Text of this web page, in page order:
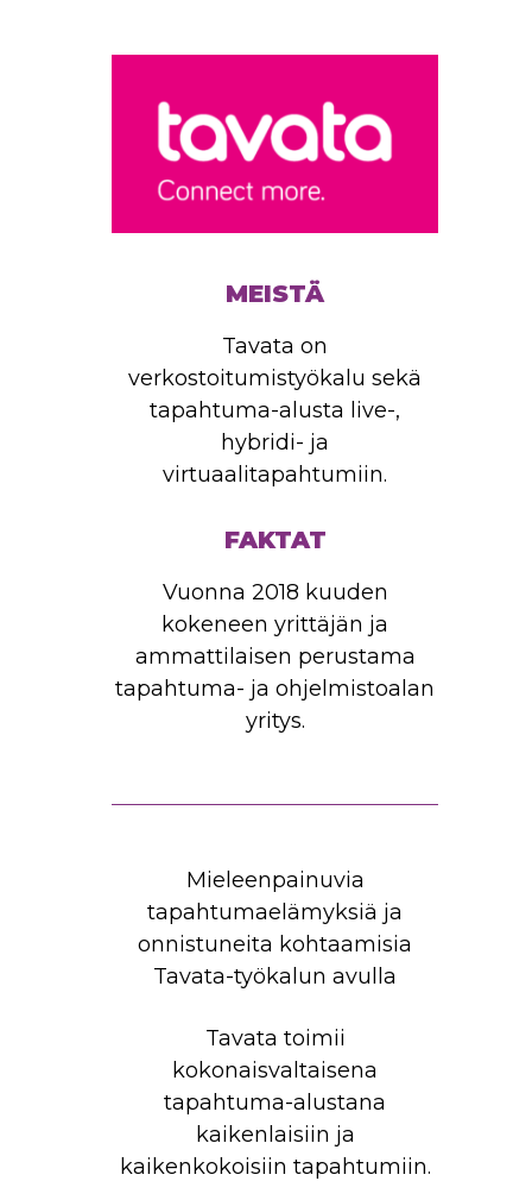
Mieleenpainuvia
tapahtumaelämyksiä ja
onnistuneita kohtaamisia
Tavata-työkalun avulla
Tavata toimii
kokonaisvaltaisena
tapahtuma-alustana
kaikenlaisiin ja
kaikenkokoisiin tapahtumiin.
MEISTÄ
Tavata on
verkostoitumistyökalu sekä
tapahtuma-alusta live-,
hybridi- ja
virtuaalitapahtumiin.
FAKTAT
Vuonna 2018 kuuden
kokeneen yrittäjän ja
ammattilaisen perustama
tapahtuma- ja ohjelmistoalan
yritys.